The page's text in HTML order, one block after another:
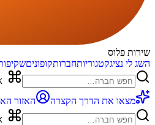
שירות פלוס
השג לי נציגקטגוריותחברותקופונים
מצאו את הדרך הקצרה האזור